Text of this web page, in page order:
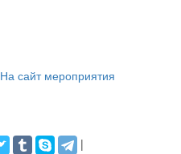
На сайт мероприятия
|